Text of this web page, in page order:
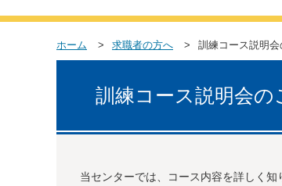
ホーム 求職者の方へ 訓練コース説明会
訓練コース説明会の
当センターでは、コース内容を詳しく知